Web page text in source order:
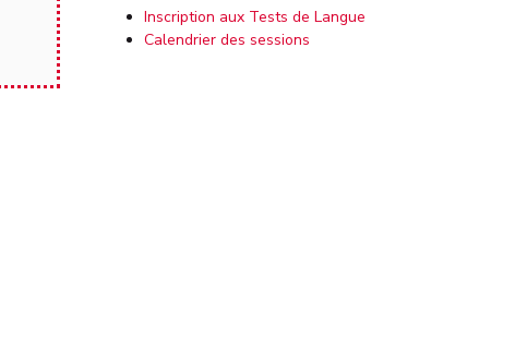
Inscription aux Tests de Langue
Calendrier des sessions